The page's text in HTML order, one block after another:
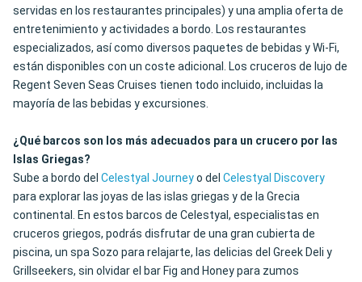
servidas en los restaurantes principales) y una amplia oferta de
entretenimiento y actividades a bordo. Los restaurantes
especializados, así como diversos paquetes de bebidas y Wi-Fi,
están disponibles con un coste adicional. Los cruceros de lujo de
Regent Seven Seas Cruises tienen todo incluido, incluidas la
mayoría de las bebidas y excursiones.
¿Qué barcos son los más adecuados para un crucero por las
Islas Griegas?
Sube a bordo del Celestyal Journeyo del Celestyal Discovery
para explorar las joyas de las islas griegas y de la Grecia
continental. En estos barcos de Celestyal, especialistas en
cruceros griegos, podrás disfrutar de una gran cubierta de
piscina, un spa Sozo para relajarte, las delicias del Greek Deli y
Grillseekers, sin olvidar el bar Fig and Honey para zumos